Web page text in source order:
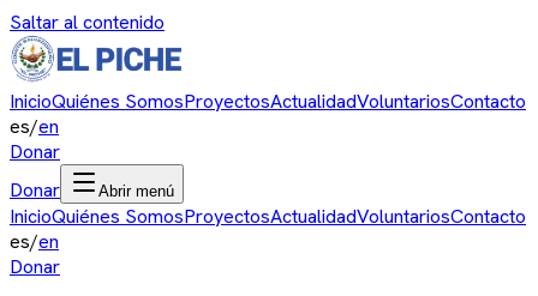
Saltar al contenido
InicioQuiénes SomosProyectosActualidadVoluntariosContacto
es/en
Donar
Donar
Abrir menú
InicioQuiénes SomosProyectosActualidadVoluntariosContacto
es/en
Donar